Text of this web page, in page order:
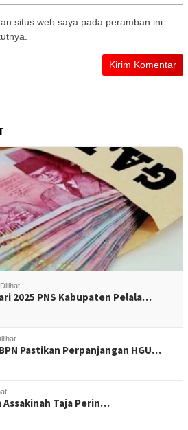
situs web saya pada peramban ini
2025 PNS Kabupaten Pelala…
Pastikan Perpanjangan HGU…
Assakinah Taja Perin…